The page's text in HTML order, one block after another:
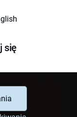
się